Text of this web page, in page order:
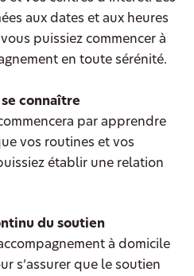
aux dates et aux heures
puissiez commencer à
en toute sérénité.
connaître
par apprendre
vos routines et vos
établir une relation
du soutien
à domicile
s’assurer que le soutien